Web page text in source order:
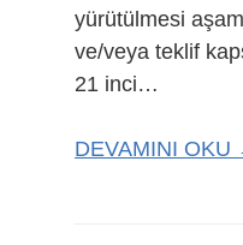
yürütülmesi
ve/veya teklif
21 inci…
DEVAMINI OKU